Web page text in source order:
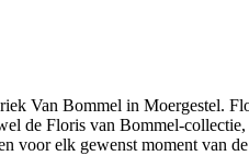
Van Bommel in Moergestel.
de Floris van Bommel-
voor elk gewenst moment van